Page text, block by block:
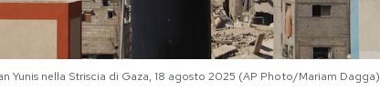
Yunis nella Striscia di Gaza, 18 agosto 2025 (AP Photo/Mariam Dagga)